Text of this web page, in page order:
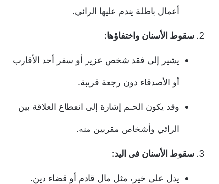
أعمال باطلة يندم عليها الرائي.
سقوط الأسنان واختفاؤها:
يشير إلى فقد شخص عزيز أو سفر أحد الأقارب
أو الأصدقاء دون رجعة قريبة.
وقد يكون الحلم إشارة إلى انقطاع العلاقة بين
الرائي وأشخاص مقربين منه.
سقوط الأسنان في اليد:
يدل على خير، مثل مال قادم أو قضاء دين.